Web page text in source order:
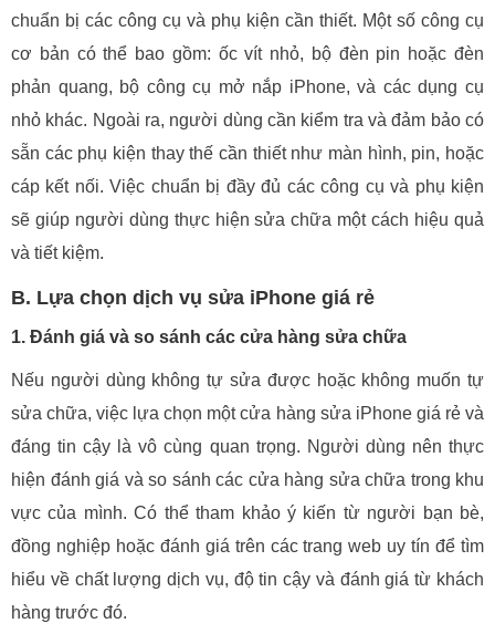
chuẩn bị các công cụ và phụ kiện cần thiết. Một số công cụ
cơ bản có thể bao gồm: ốc vít nhỏ, bộ đèn pin hoặc đèn
phản quang, bộ công cụ mở nắp iPhone, và các dụng cụ
nhỏ khác. Ngoài ra, người dùng cần kiểm tra và đảm bảo có
sẵn các phụ kiện thay thế cần thiết như màn hình, pin, hoặc
cáp kết nối. Việc chuẩn bị đầy đủ các công cụ và phụ kiện
sẽ giúp người dùng thực hiện sửa chữa một cách hiệu quả
và tiết kiệm.
B. Lựa chọn dịch vụ sửa iPhone giá rẻ
1. Đánh giá và so sánh các cửa hàng sửa chữa
Nếu người dùng không tự sửa được hoặc không muốn tự
sửa chữa, việc lựa chọn một cửa hàng sửa iPhone giá rẻ và
đáng tin cậy là vô cùng quan trọng. Người dùng nên thực
hiện đánh giá và so sánh các cửa hàng sửa chữa trong khu
vực của mình. Có thể tham khảo ý kiến từ người bạn bè,
đồng nghiệp hoặc đánh giá trên các trang web uy tín để tìm
hiểu về chất lượng dịch vụ, độ tin cậy và đánh giá từ khách
hàng trước đó.